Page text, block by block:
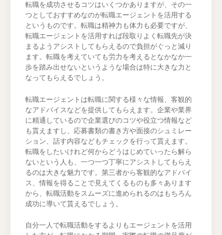
転職を成功させるコツはいくつかありますが、その一
つとしておすすめなのが転職エージェントを活用する
というものです。転職は精神力も体力も必要ですが、
転職エージェントを活用すれば段取りよく転職先が決
まるようアシストしてもらえるので負担がぐっと減り
ます。転職を考えていても労力を考えるとなかなか一
歩を踏み出せないというような場合は特に大きな力と
なってもらえるでしょう。
転職エージェントは転職に関する様々な情報、客観的
なアドバイスなどを提供してもらえます。企業や業界
に精通しているので企業選びのコツや役立つ情報など
も貰えますし、応募書類の書き方や面接のシュミレー
ション、話す内容などもチェックを行って貰えます。
転職をしたいけれど何からどうはじめていったら解ら
ないという人も、一つ一つ丁寧にアシストしてもらえ
るのは大きな魅力です。第三者から客観的なアドバイ
ス、情報を得ることで見えてくるものも多々あります
から、転職活動をスムーズに進められるのはもちろん
成功に導いて貰えるでしょう。
自分一人で転職活動をするよりもエージェントを活用